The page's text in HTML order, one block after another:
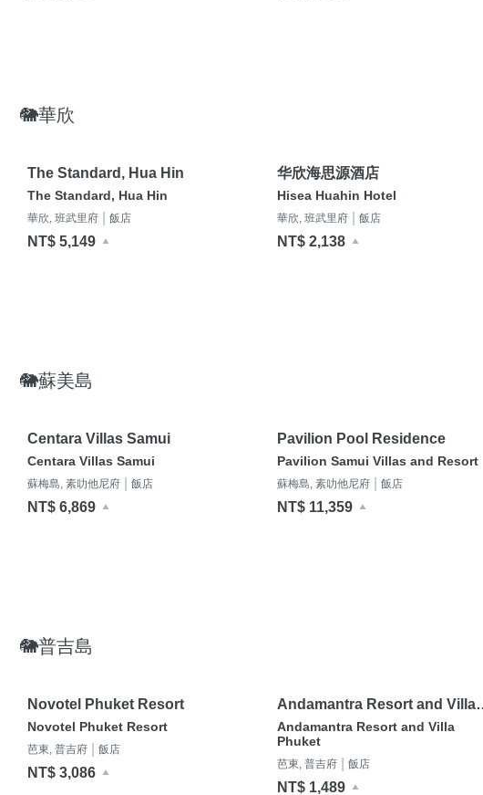
🐘華欣
The Standard, Hua Hin
The Standard, Hua Hin
華欣, 班武里府 飯店
NT$ 5,149
华欣海思源酒店
Hisea Huahin Hotel
華欣, 班武里府 飯店
NT$ 2,138
🐘蘇美島
Centara Villas Samui
Centara Villas Samui
蘇梅島, 素叻他尼府 飯店
NT$ 6,869
Pavilion Pool Residence
Pavilion Samui Villas and Resort
蘇梅島, 素叻他尼府 飯店
NT$ 11,359
🐘普吉島
Novotel Phuket Resort
Novotel Phuket Resort
芭東, 普吉府 飯店
NT$ 3,086
Andamantra Resort and Villa
Phuket
Andamantra Resort and Villa
Phuket
芭東, 普吉府 飯店
NT$ 1,489